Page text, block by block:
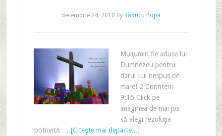
decembrie 24, 2010 By Răducu Popa
Mulţumiri fie aduse lui
Dumnezeu pentru
darul Lui nespus de
mare! 2 Corinteni
9:15 Click pe
imaginea de mai jos
să alegi rezoluţia
potrivită … [Citeşte mai departe...]